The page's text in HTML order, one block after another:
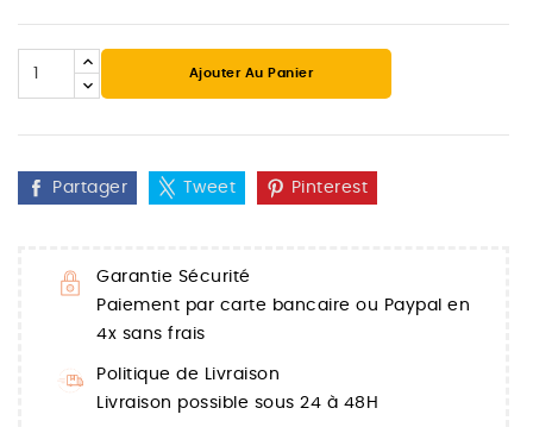
Ajouter Au Panier
Partager Tweet Pinterest
Garantie Sécurité
Paiement par carte bancaire ou Paypal en
4x sans frais
Politique de Livraison
Livraison possible sous 24 à 48H